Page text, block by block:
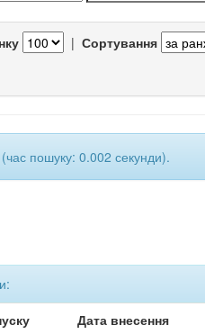
| Сортування
(час пошуку: 0.002 секунди).
Дата внесення